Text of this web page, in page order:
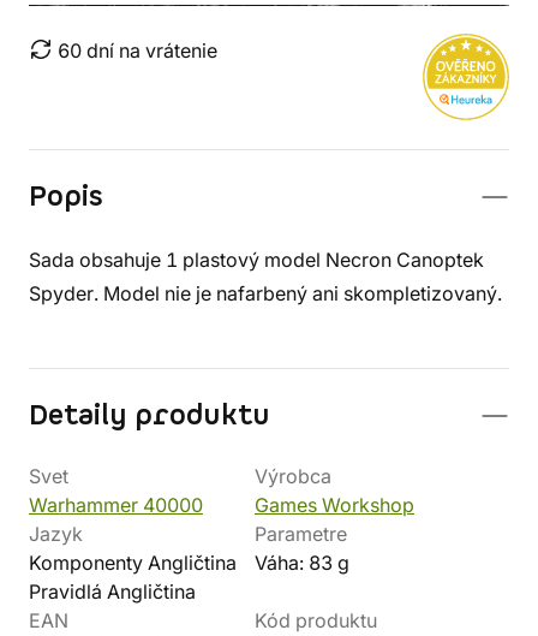
60 dní na vrátenie
Popis
Sada obsahuje 1 plastový model Necron Canoptek
Spyder. Model nie je nafarbený ani skompletizovaný.
Detaily produktu
Svet
Warhammer 40000
Výrobca
Games Workshop
Jazyk
Komponenty Angličtina
Pravidlá Angličtina
Parametre
Váha: 83 g
EAN
Kód produktu